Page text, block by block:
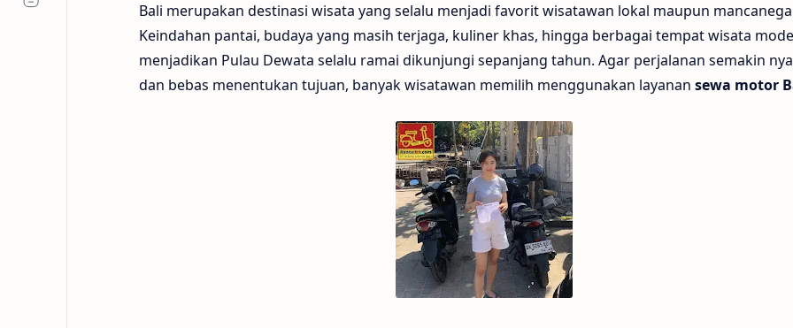
Bali merupakan destinasi wisata yang selalu menjadi favorit wisatawan lokal maupun
Keindahan pantai, budaya yang masih terjaga, kuliner khas, hingga berbagai tempat wisata
menjadikan Pulau Dewata selalu ramai dikunjungi sepanjang tahun. Agar perjalanan semakin
dan bebas menentukan tujuan, banyak wisatawan memilih menggunakan layanan sewa motor